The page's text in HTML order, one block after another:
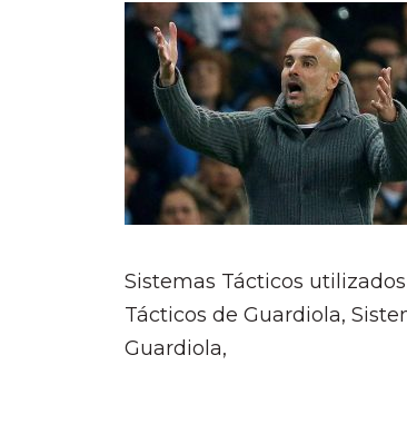
Sistemas Tácticos
Tácticos de Guardiola,
Guardiola,